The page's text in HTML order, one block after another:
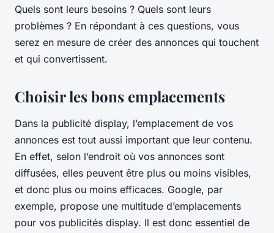
Quels sont leurs besoins ? Quels sont leurs
problèmes ? En répondant à ces questions, vous
serez en mesure de créer des annonces qui touchent
et qui convertissent.
Choisir les bons emplacements
Dans la publicité display, l’emplacement de vos
annonces est tout aussi important que leur contenu.
En effet, selon l’endroit où vos annonces sont
diffusées, elles peuvent être plus ou moins visibles,
et donc plus ou moins efficaces. Google, par
exemple, propose une multitude d’emplacements
pour vos publicités display. Il est donc essentiel de